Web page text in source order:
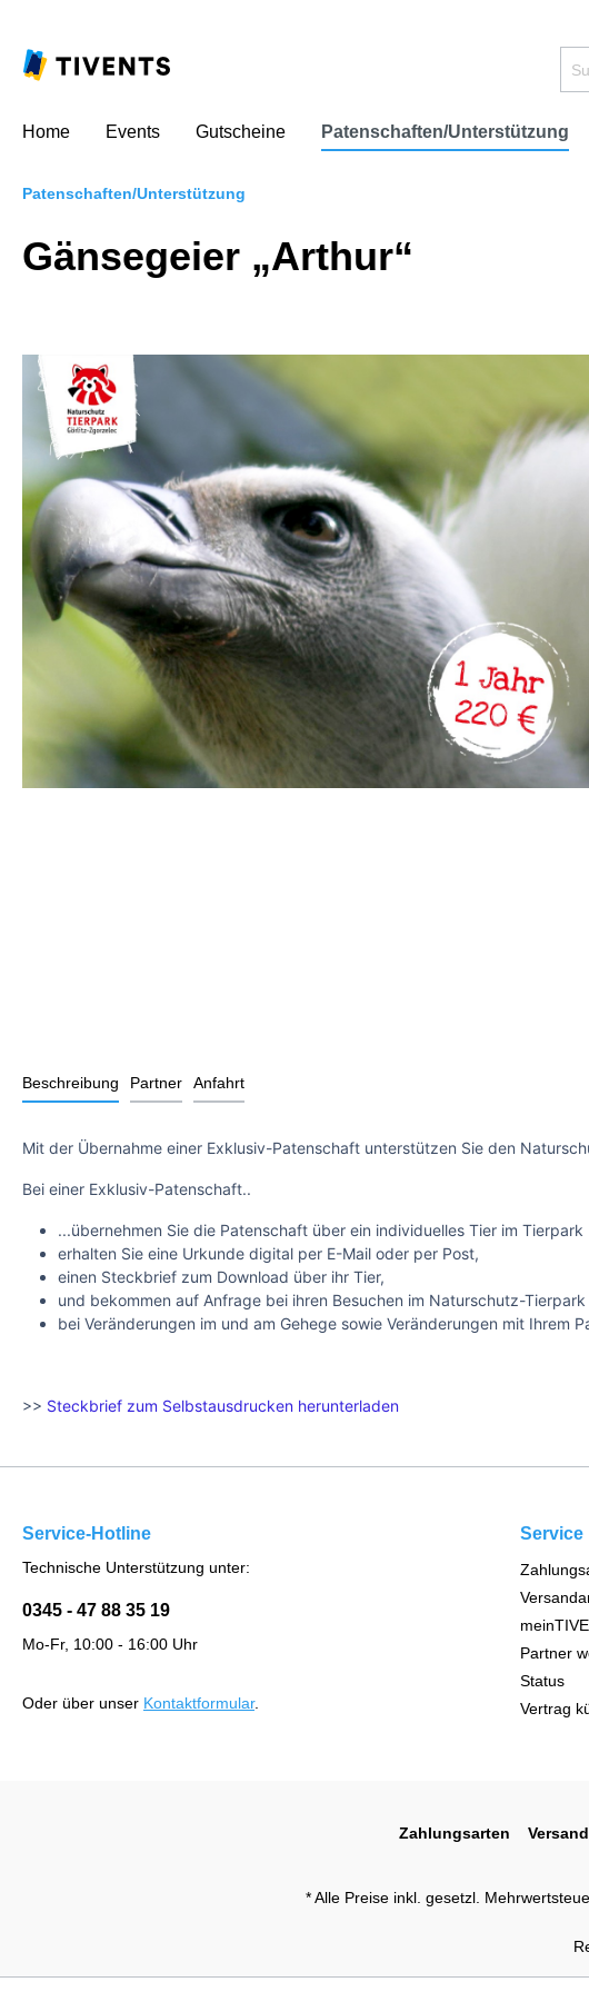
Home Events Gutscheine Patenschaften/Unterstützung
Patenschaften/Unterstützung
Gänsegeier „Arthur“
Beschreibung Partner Anfahrt
Mit der Übernahme einer Exklusiv-Patenschaft unterstützen Sie den
Bei einer Exklusiv-Patenschaft..
...übernehmen Sie die Patenschaft über ein individuelles Tier im Tierpark
erhalten Sie eine Urkunde digital per E-Mail oder per Post,
einen Steckbrief zum Download über ihr Tier,
und bekommen auf Anfrage bei ihren Besuchen im Naturschutz-
bei Veränderungen im und am Gehege sowie Veränderungen mit Ihrem
>> Steckbrief zum Selbstausdrucken herunterladen
Service-Hotline
Technische Unterstützung unter:
0345 - 47 88 35 19
Mo-Fr, 10:00 - 16:00 Uhr
Oder über unser Kontaktformular.
Service
Partner
Status
Vertrag
Zahlungsarten
* Alle Preise inkl. gesetzl.